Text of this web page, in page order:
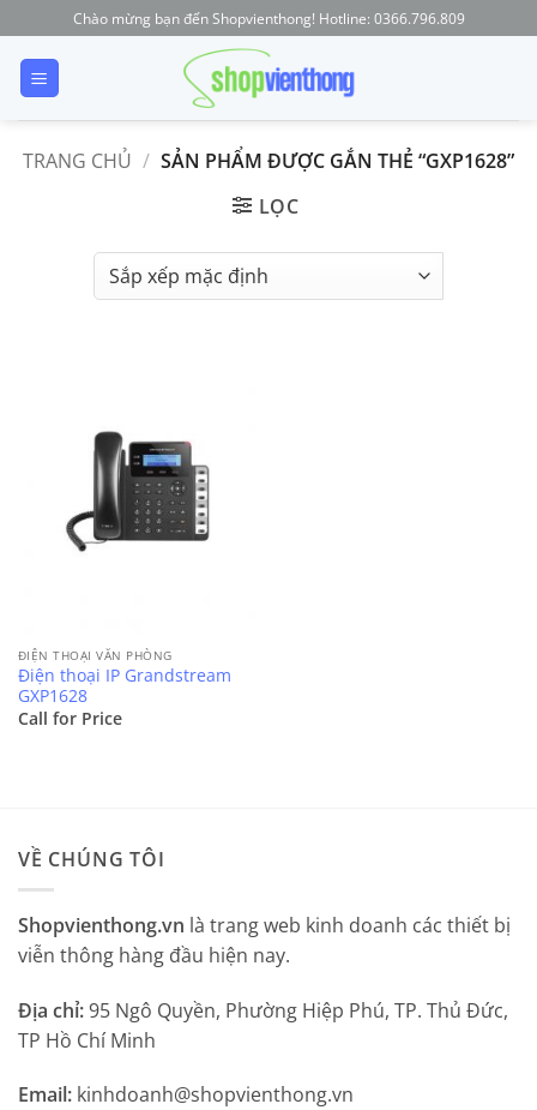
to
content
Chào mừng bạn đến Shopvienthong! Hotline: 0366.796.809
TRANG CHỦ / SẢN PHẨM ĐƯỢC GẮN THẺ “GXP1628”
LỌC
ĐIỆN THOẠI VĂN PHÒNG
Điện thoại IP Grandstream
GXP1628
Call for Price
VỀ CHÚNG TÔI
Shopvienthong.vn là trang web kinh doanh các thiết bị
viễn thông hàng đầu hiện nay.
Địa chỉ:95 Ngô Quyền, Phường Hiệp Phú, TP. Thủ Đức,
TP Hồ Chí Minh
Email: kinhdoanh@shopvienthong.vn